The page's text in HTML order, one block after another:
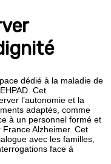
dédié à la maladie de
Cet
l’autonomie et la
adaptés, comme
à un personnel formé et
Alzheimer. Cet
avec les familles,
face à